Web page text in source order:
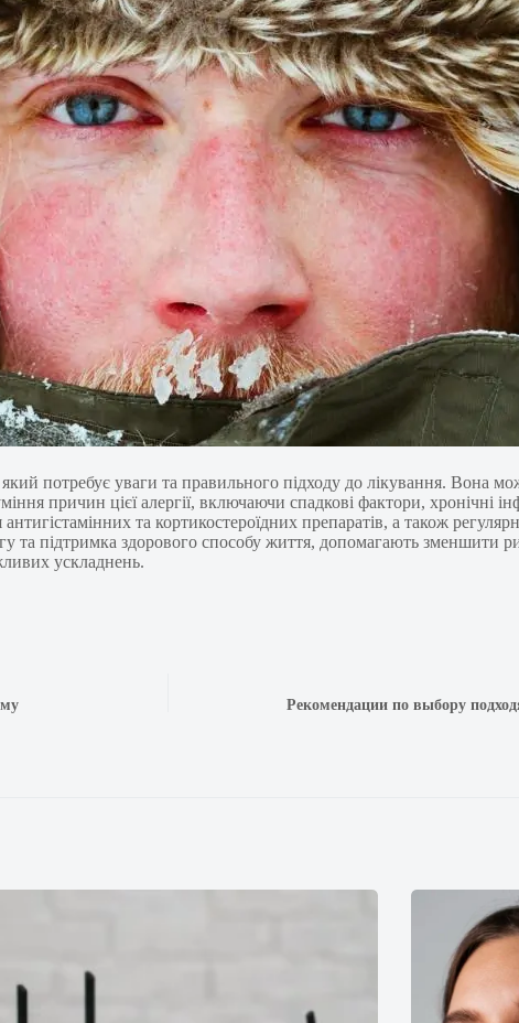
потребує уваги та правильного підходу до лікування. Вона
причин цієї алергії, включаючи спадкові фактори, хронічні
та кортикостероїдних препаратів, а також
та підтримка здорового способу життя, допомагають зменшити
ускладнень.
Рекомендации по выбору